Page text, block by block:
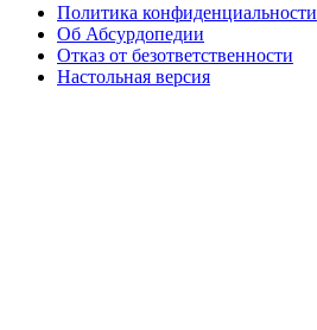
Политика конфиденциальности
Об Абсурдопедии
Отказ от безответственности
Настольная версия